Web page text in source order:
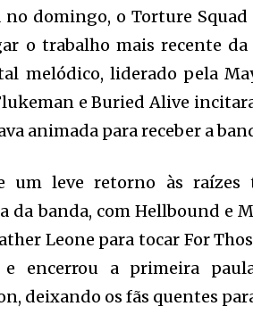
no domingo, o Torture
o trabalho mais recente
melódico, liderado pela
e Buried Alive
animada para receber a
um leve retorno às raízes
da banda, com Hellbound e
Leone para tocar For
e encerrou a primeira
deixando os fãs quentes